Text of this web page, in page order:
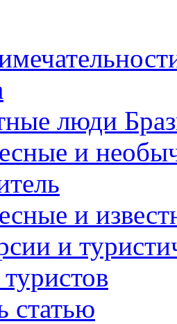
люди
и
и
и
статью